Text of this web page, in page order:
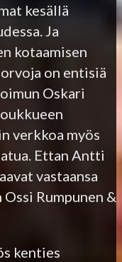
kesällä
Ja
kotaamisen
on entisiä
Oskari
verkkoa myös
Ettan Antti
vastaansa
Rumpunen &
kenties